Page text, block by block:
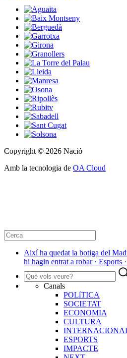
Copyright © 2026 Nació
Amb la tecnologia de OA Cloud
Així ha quedat la botiga del
hi hagin entrat a robar · Esports
Canals
POLíTICA
SOCIETAT
ECONOMIA
CULTURA
ESPORTS
IMPACTE